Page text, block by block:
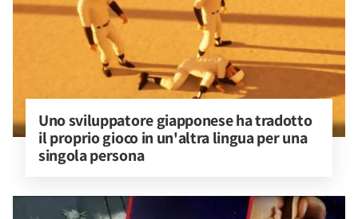
Uno sviluppatore giapponese ha tradotto
il proprio gioco in un'altra lingua per una
singola persona